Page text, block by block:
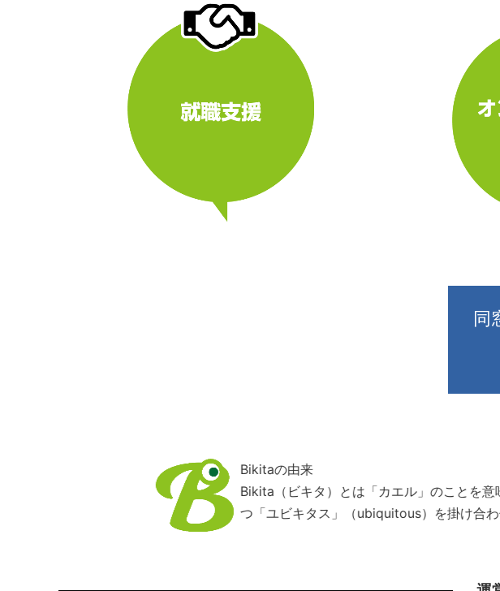
同
Bikitaの由来
Bikita（ビキタ）とは「カエル」のことを
つ「ユビキタス」（ubiquitous）を掛け合わ